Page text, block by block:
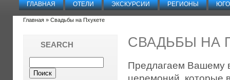
ГЛАВНАЯ ОТЕЛИ ЭКСКУРСИИ РЕГИОНЫ
Главная » Свадьбы на Пхукете
СВАДЬБЫ НА
Предлагаем Вашему
SEARCH